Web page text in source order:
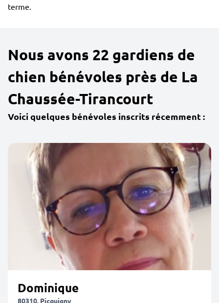
terme.
Nous avons 22 gardiens de
chien bénévoles près de La
Chaussée-Tirancourt
Voici quelques bénévoles inscrits récemment :
Dominique
80310, Picquigny